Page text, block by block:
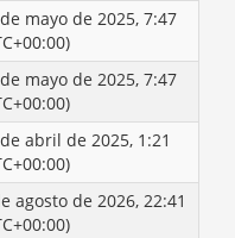
mayo de 2025, 7:47
mayo de 2025, 7:47
abril de 2025, 1:21
agosto de 2026, 22:41